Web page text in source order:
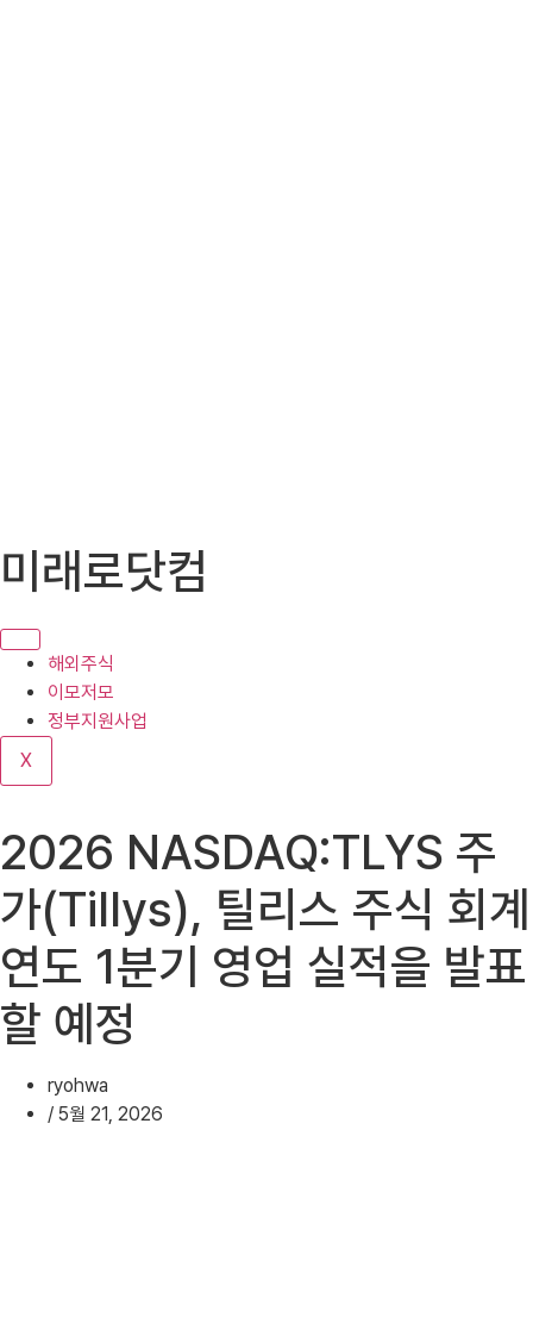
텐
로
기
미래로닷컴
해외주식
이모저모
정부지원사업
X
2026 NASDAQ:TLYS 주
가(Tillys), 틸리스 주식 회계
연도 1분기 영업 실적을 발표
할 예정
ryohwa
/ 5월 21, 2026